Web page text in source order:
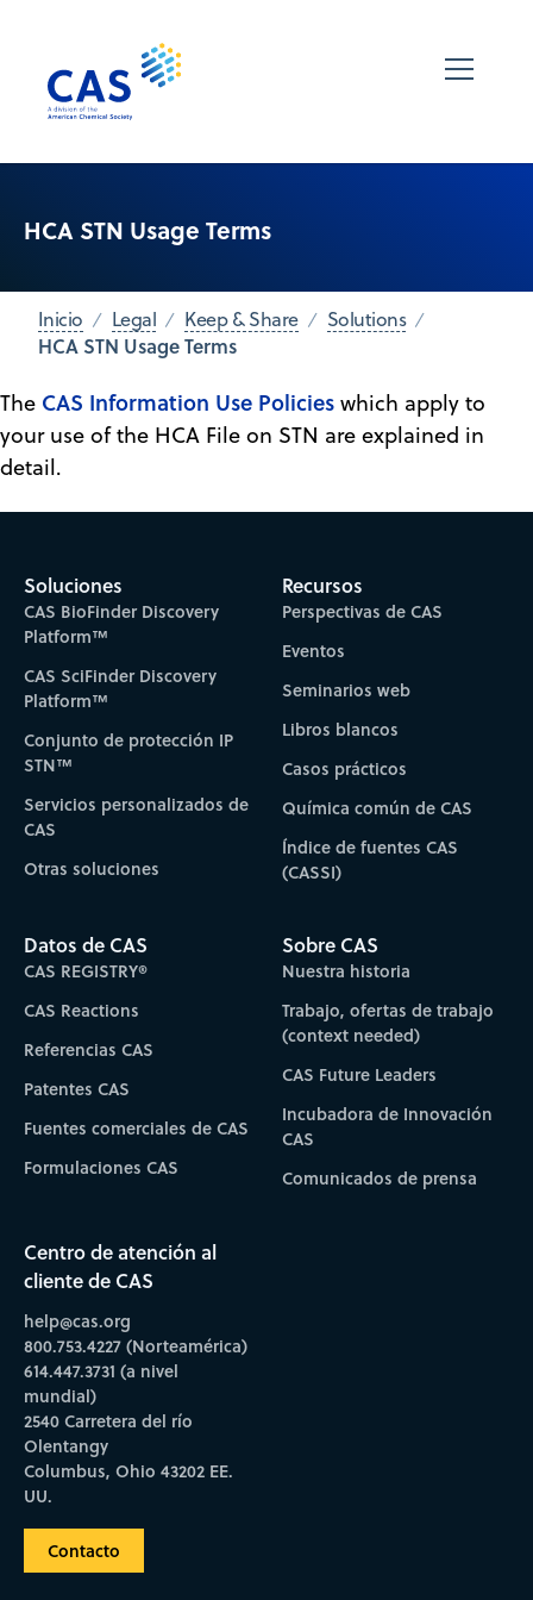
HCA STN Usage Terms
Inicio Legal Keep & Share Solutions
HCA STN Usage Terms
The CAS Information Use Policies which apply to
your use of the HCA File on STN are explained in
detail.
Soluciones
CAS BioFinder Discovery
Platform™
CAS SciFinder Discovery
Platform™
Conjunto de protección IP
STN™
Servicios personalizados de
CAS
Otras soluciones
Recursos
Perspectivas de CAS
Eventos
Seminarios web
Libros blancos
Casos prácticos
Química común de CAS
Índice de fuentes CAS
(CASSI)
Datos de CAS
CAS REGISTRY®
CAS Reactions
Referencias CAS
Patentes CAS
Fuentes comerciales de CAS
Formulaciones CAS
Sobre CAS
Nuestra historia
Trabajo, ofertas de trabajo
(context needed)
CAS Future Leaders
Incubadora de Innovación
CAS
Comunicados de prensa
Centro de atención al
cliente de CAS
help@cas.org
800.753.4227 (Norteamérica)
614.447.3731 (a nivel
mundial)
2540 Carretera del río
Olentangy
Columbus, Ohio 43202 EE.
UU.
Contacto